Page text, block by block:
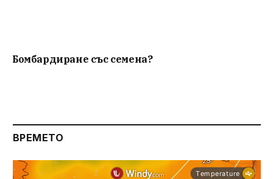
Бомбардиране със семена?
ВРЕМЕТО